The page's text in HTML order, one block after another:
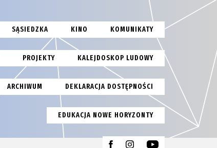
SĄSIEDZKA KINO KOMUNIKATY
PROJEKTY KALEJDOSKOP LUDOWY
ARCHIWUM DEKLARACJA DOSTĘPNOŚCI
EDUKACJA NOWE HORYZONTY